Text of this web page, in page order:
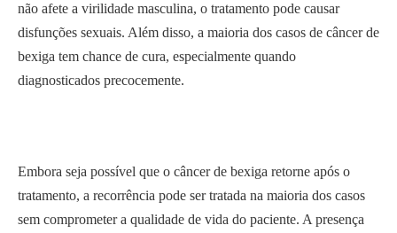
não afete a virilidade masculina, o tratamento pode causar
disfunções sexuais. Além disso, a maioria dos casos de câncer de
bexiga tem chance de cura, especialmente quando
diagnosticados precocemente.
Embora seja possível que o câncer de bexiga retorne após o
tratamento, a recorrência pode ser tratada na maioria dos casos
sem comprometer a qualidade de vida do paciente. A presença